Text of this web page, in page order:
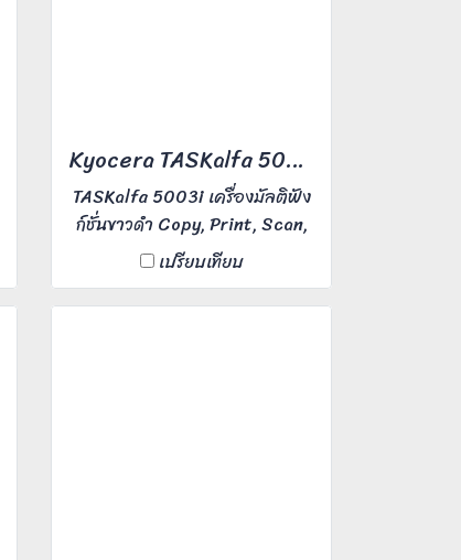
Kyocera TASKalfa 5003i
TASKalfa 5003i เครื่องมัลติฟัง
ก์ชั่นขาวดำ Copy, Print, Scan,
Fax (Optional) ความเร็ว 50
แผ่นต่อนาที (A4) ขนาดกระดาษ
สูงสุด A3 ความละเอียดในการ
เปรียบเทียบ